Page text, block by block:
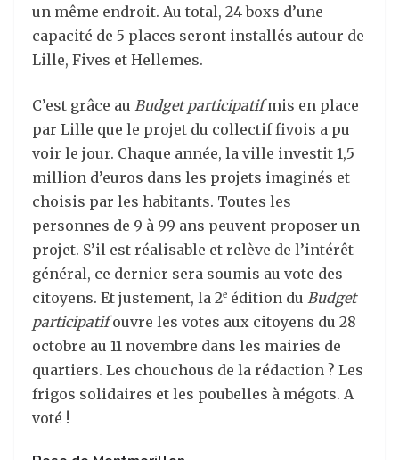
un même endroit. Au total, 24 boxs d’une
capacité de 5 places seront installés autour de
Lille, Fives et Hellemes.
C’est grâce au Budget participatifmis en place
par Lille que le projet du collectif fivois a pu
voir le jour. Chaque année, la ville investit 1,5
million d’euros dans les projets imaginés et
choisis par les habitants. Toutes les
personnes de 9 à 99 ans peuvent proposer un
projet. S’il est réalisable et relève de l’intérêt
général, ce dernier sera soumis au vote des
citoyens. Et justement, la 2e édition du Budget
participatifouvre les votes aux citoyens du 28
octobre au 11 novembre dans les mairies de
quartiers. Les chouchous de la rédaction ? Les
frigos solidaires et les poubelles à mégots. A
voté !